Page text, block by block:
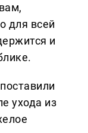
для всей
и
ухода из